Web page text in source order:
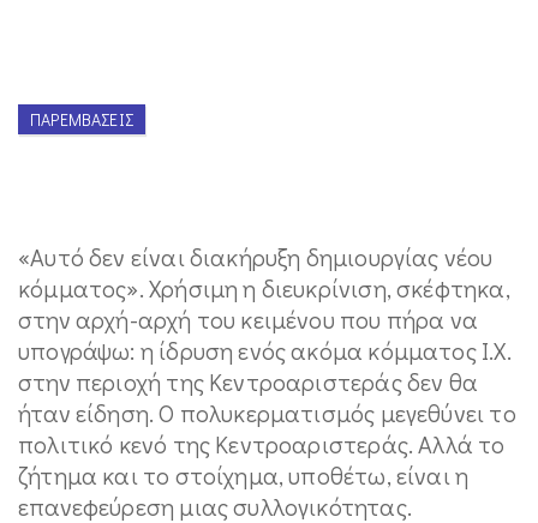
ΠΑΡΕΜΒΆΣΕΙΣ
«Αυτό δεν είναι διακήρυξη δημιουργίας νέου
κόμματος». Χρήσιμη η διευκρίνιση, σκέφτηκα,
στην αρχή-αρχή του κειμένου που πήρα να
υπογράψω: η ίδρυση ενός ακόμα κόμματος Ι.Χ.
στην περιοχή της Κεντροαριστεράς δεν θα
ήταν είδηση. Ο πολυκερματισμός μεγεθύνει το
πολιτικό κενό της Κεντροαριστεράς. Αλλά το
ζήτημα και το στοίχημα, υποθέτω, είναι η
επανεφεύρεση μιας συλλογικότητας.